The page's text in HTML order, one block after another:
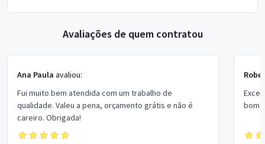
Avaliações de quem contratou
Ana Paula avaliou:
Fui muito bem atendida com um trabalho de
qualidade. Valeu a pena, orçamento grátis e não é
careiro. Obrigada!
bom